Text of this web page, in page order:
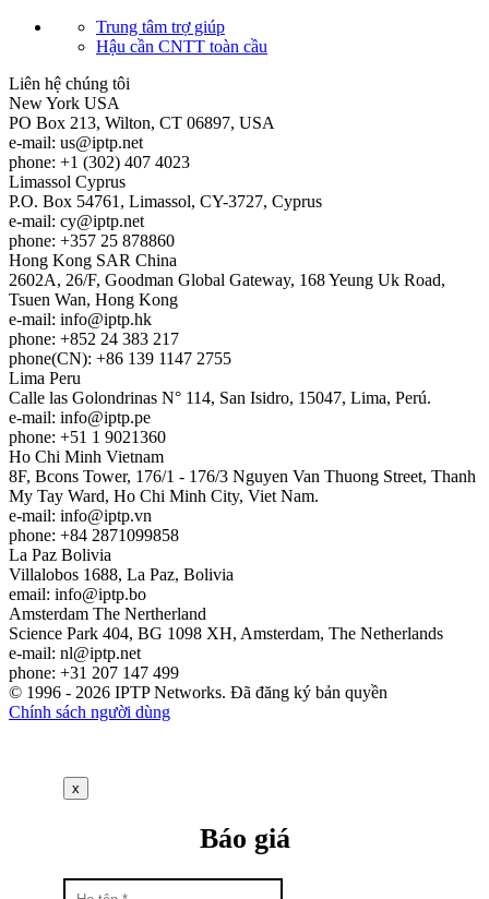
Trung tâm trợ giúp
Hậu cần CNTT toàn cầu
Liên hệ chúng tôi
New York USA
PO Box 213, Wilton, CT 06897, USA
e-mail: us
iptp.net
phone: +1 (302) 407 4023
Limassol Cyprus
P.O. Box 54761, Limassol, CY-3727, Cyprus
e-mail: cy
iptp.net
phone: +357 25 878860
Hong Kong SAR China
2602A, 26/F, Goodman Global Gateway, 168 Yeung Uk Road,
Tsuen Wan, Hong Kong
e-mail: info
iptp.hk
phone: +852 24 383 217
phone(CN): +86 139 1147 2755
Lima Peru
Calle las Golondrinas N° 114, San Isidro, 15047, Lima, Perú.
e-mail: info
iptp.pe
phone: +51 1 9021360
Ho Chi Minh Vietnam
8F, Bcons Tower, 176/1 - 176/3 Nguyen Van Thuong Street, Thanh
My Tay Ward, Ho Chi Minh City, Viet Nam.
e-mail: info
iptp.vn
phone: +84 2871099858
La Paz Bolivia
Villalobos 1688, La Paz, Bolivia
email: info
iptp.bo
Amsterdam The Nertherland
Science Park 404, BG 1098 XH, Amsterdam, The Netherlands
e-mail: nl
iptp.net
phone: +31 207 147 499
© 1996 - 2026 IPTP Networks. Đã đăng ký bản quyền
Chính sách người dùng
x
Báo giá